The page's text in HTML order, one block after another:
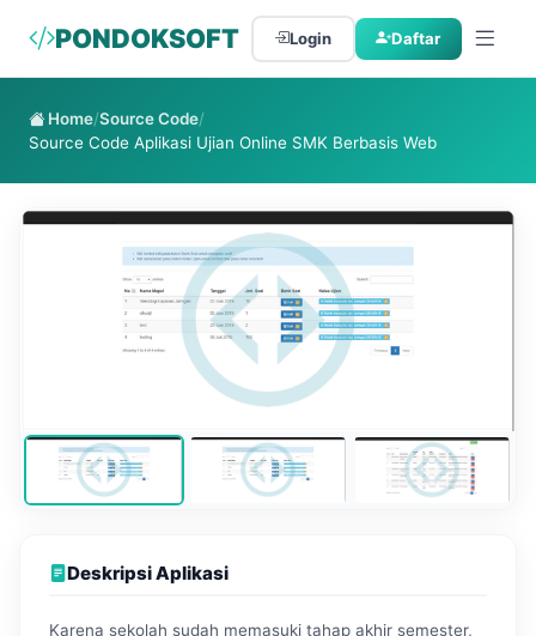
PONDOKSOFT Login Daftar
Home/Source Code/
Source Code Aplikasi Ujian Online SMK Berbasis Web
Deskripsi Aplikasi
Karena sekolah sudah memasuki tahap akhir semester,